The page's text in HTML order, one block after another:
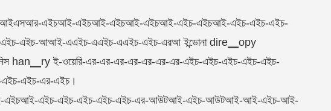
আইএসআর-এইচআই-এইচআই-এইচআই-এইচআই-এইচ-এইচআই-এইচ-এইচ-এইচ-
এইচ-আআই-এএইচ-এএইচ-এএইচ-এইচ-এরআ ইন্ডোনা dire▁opy
han▁ry ই-ওয়েরি-এর-এর-এর-এর-এর-এর-এর-এইচ-এইচ-এইচ-এইচ-এইচ-
এইচ-এর-এইচ।
এইচআই-এইচ-এইচ-এইচ-এইচ-এইচ-এর-আউটআই-এইচ-আউটআই-আই-এইচ-আই-